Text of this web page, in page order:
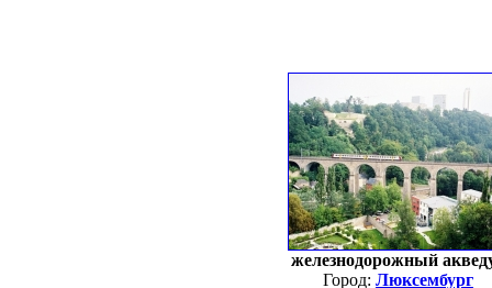
железнодорожный
Город: Люксембург